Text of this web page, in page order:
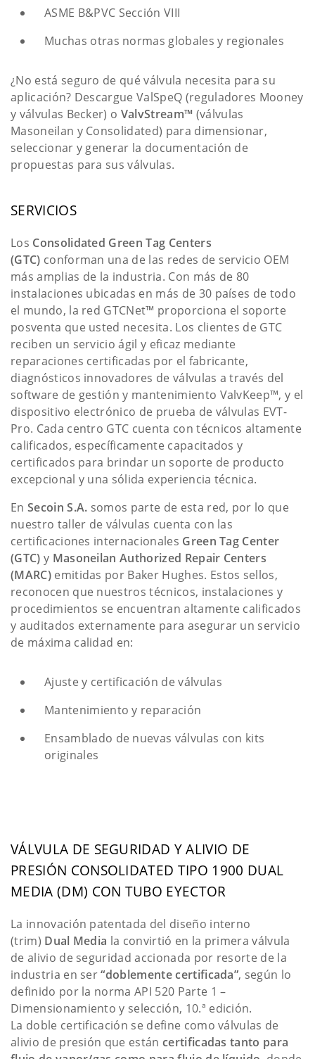
ASME B&PVC Sección VIII
Muchas otras normas globales y regionales
¿No está seguro de qué válvula necesita para su
aplicación? Descargue ValSpeQ (reguladores Mooney
y válvulas Becker) o ValvStream™ (válvulas
Masoneilan y Consolidated) para dimensionar,
seleccionar y generar la documentación de
propuestas para sus válvulas.
SERVICIOS
Los Consolidated Green Tag Centers
(GTC) conforman una de las redes de servicio OEM
más amplias de la industria. Con más de 80
instalaciones ubicadas en más de 30 países de todo
el mundo, la red GTCNet™ proporciona el soporte
posventa que usted necesita. Los clientes de GTC
reciben un servicio ágil y eficaz mediante
reparaciones certificadas por el fabricante,
diagnósticos innovadores de válvulas a través del
software de gestión y mantenimiento ValvKeep™, y el
dispositivo electrónico de prueba de válvulas EVT-
Pro. Cada centro GTC cuenta con técnicos altamente
calificados, específicamente capacitados y
certificados para brindar un soporte de producto
excepcional y una sólida experiencia técnica.
En Secoin S.A. somos parte de esta red, por lo que
nuestro taller de válvulas cuenta con las
certificaciones internacionales Green Tag Center
(GTC) y Masoneilan Authorized Repair Centers
(MARC)emitidas por Baker Hughes. Estos sellos,
reconocen que nuestros técnicos, instalaciones y
procedimientos se encuentran altamente calificados
y auditados externamente para asegurar un servicio
de máxima calidad en:
Ajuste y certificación de válvulas
Mantenimiento y reparación
Ensamblado de nuevas válvulas con kits
originales
VÁLVULA DE SEGURIDAD Y ALIVIO DE
PRESIÓN CONSOLIDATED TIPO 1900 DUAL
MEDIA (DM) CON TUBO EYECTOR
La innovación patentada del diseño interno
(trim) Dual Media la convirtió en la primera válvula
de alivio de seguridad accionada por resorte de la
industria en ser“doblemente certificada”, según lo
definido por la norma API 520 Parte 1 –
Dimensionamiento y selección, 10.ª edición.
La doble certificación se define como válvulas de
alivio de presión que están certificadas tanto para